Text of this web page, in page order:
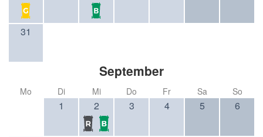
31
September
Mo Di Mi Do Fr Sa So
1 2 3 4 5 6